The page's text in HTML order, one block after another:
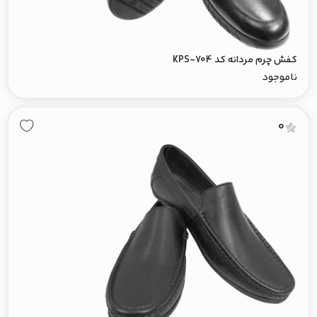
کفش چرم مردانه کد KPS-704
ناموجود
0